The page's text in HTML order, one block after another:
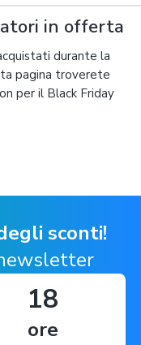
in offerta
durante la
pagina troverete
per il Black Friday
sconti!
18
ore